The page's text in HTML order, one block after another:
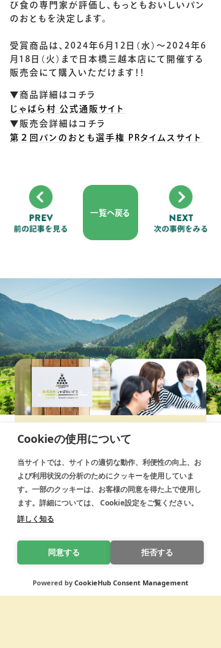
び食の専門家が評価し、もっともおいしいパン
のおともを決定します。
受賞商品は、2024年6月12日（水）～2024年6
月18日（火）まで日本橋三越本店にて開催する
販売会にて購入いただけます！！
▼商品詳細はコチラ
じゃばら村 公式通販サイト
▼販売会詳細はコチラ
第２回パンのおとも選手権 PRタイムスサイト
一覧へ戻る
会社概要
COMPANY
採用情報
RECRUIT
GET IN TOUCH
Cookieの使用について
当サイトでは、サイトの適切な動作、利便性の向上、お
よび利用状況の分析のためにクッキーを使用していま
す。一部のクッキーは、お客様の同意を得た上で使用し
ます。詳細については、 Cookie設定をご覧ください。
詳しく知る
同意する 拒否する
Powered by CookieHub Consent Management